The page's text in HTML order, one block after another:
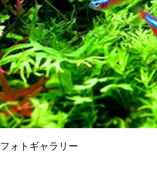
フォトギャラリー